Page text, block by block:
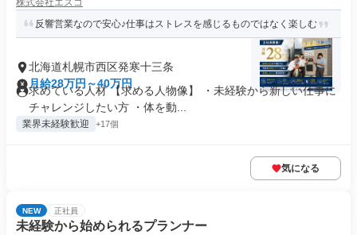
株式会社エスコ
反響営業なので安心♪仕事はストレスを感じるものではなく楽しむ
北海道札幌市西区発寒十三条
月給28万円～40万円
求めている人材 【求める人物像】 ・未経験から新しい仕事に
チャレンジしたい方 ・体を動...
業界未経験歓迎 +17個
気になる
NEW 正社員
未経験から始められるプランナー